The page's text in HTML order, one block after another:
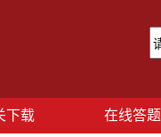
下载 在线答题